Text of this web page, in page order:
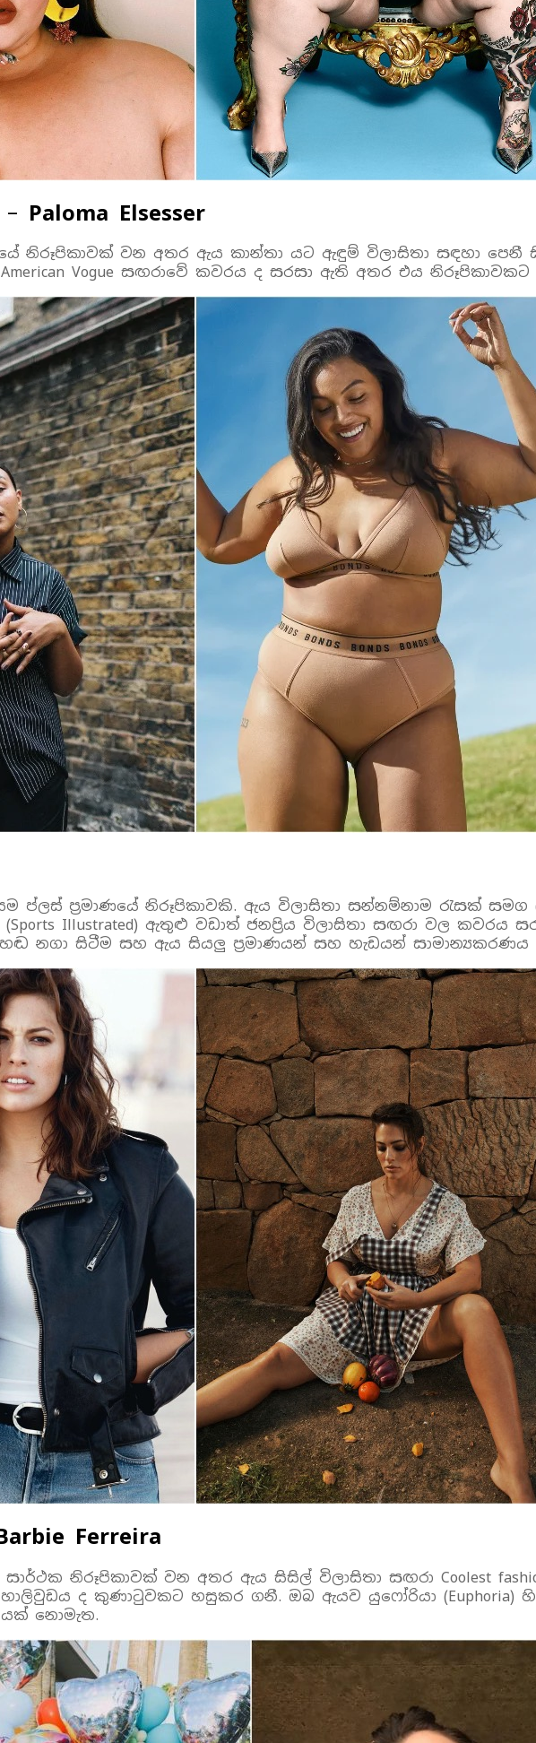
– Paloma Elsesser
නිරූපිකාවක් වන අතර ඇය කාන්තා යට ඇඳුම් විලාසිතා සඳහා
Vogue සඟරාවේ කවරය ද සරසා ඇති අතර එය
ප්ලස් ප්‍රමාණයේ නිරූපිකාවකි. ඇය විලාසිතා සන්නම්නාම රැසක් සමග
Illustrated) ඇතුළු වඩාත් ජනප්‍රිය විලාසිතා සඟරා වල
නගා සිටීම සහ ඇය සියලු ප්‍රමාණයන් සහ හැඩයන් සාමාන්‍යකරණය
Ferreira
සාර්ථක නිරූපිකාවක් වන අතර ඇය සිසිල් විලාසිතා සඟරා Coolest
ද කුණාටුවකට හසුකර ගනී. ඔබ ඇයව යුෆෝරියා (Euphoria)
නොමැත.